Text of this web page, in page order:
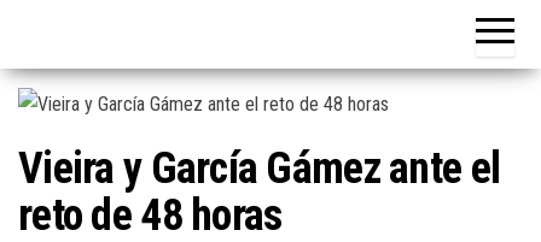
i
g
t
i
Vieira y García Gámez ante el
reto de 48 horas